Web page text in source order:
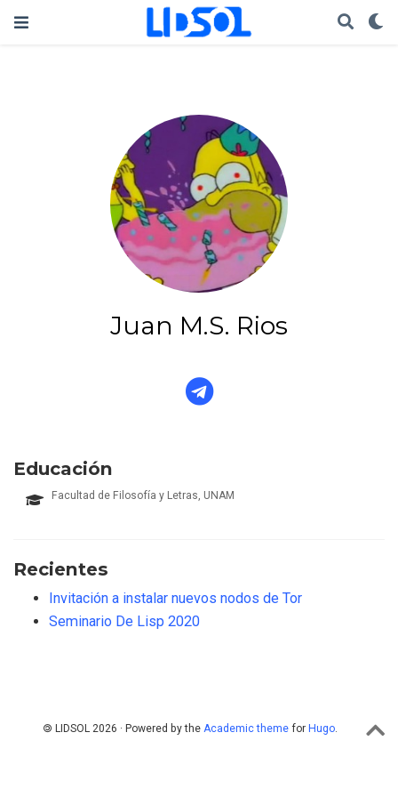
Juan M.S. Rios
Educación
Facultad de Filosofía y Letras, UNAM
Recientes
Invitación a instalar nuevos nodos de Tor
Seminario De Lisp 2020
🄯 LIDSOL 2026 · Powered by the Academic themefor Hugo.